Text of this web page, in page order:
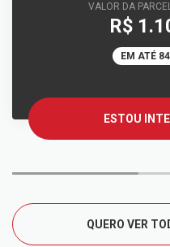
VALOR DA
R$
EM ATÉ
ESTOU
QUERO VER